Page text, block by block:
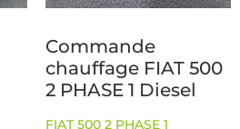
Commande
chauffage FIAT 500
2 PHASE 1 Diesel
FIAT 500 2 PHASE 1